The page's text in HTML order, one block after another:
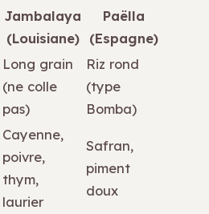
Jambalaya
(Louisiane)
Paëlla
(Espagne)
Long grain
(ne colle
pas)
Riz rond
(type
Bomba)
Cayenne,
poivre,
thym,
laurier
Safran,
piment
doux